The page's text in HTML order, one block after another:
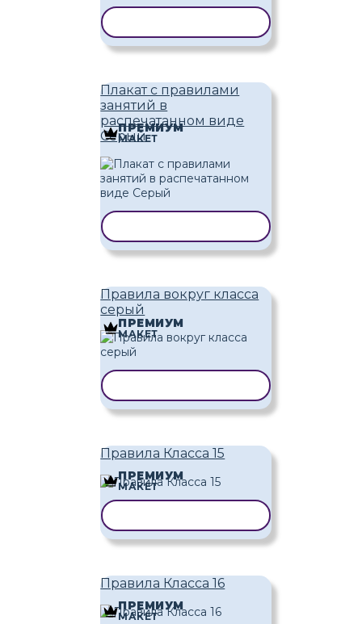
Плакат с правилами
занятий в
распечатанном виде
Серый
ПРЕМИУМ
МАКЕТ
Правила вокруг класса
серый
ПРЕМИУМ
МАКЕТ
Правила Класса 15
ПРЕМИУМ
МАКЕТ
Правила Класса 16
ПРЕМИУМ
МАКЕТ